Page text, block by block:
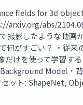
fields for 3d
abs/
影したような動画
何がすごい？ ・従
だけを使って学習
Model ･
ト: ShapeNet,